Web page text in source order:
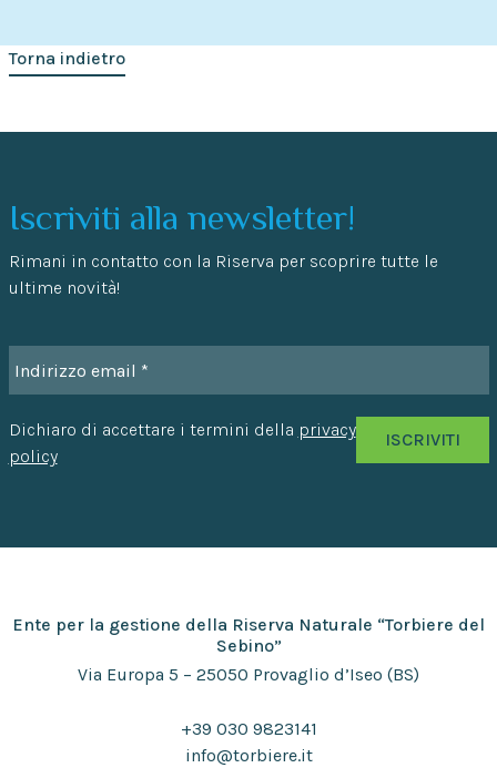
Torna indietro
Iscriviti alla newsletter!
Rimani in contatto con la Riserva per scoprire tutte le
ultime novità!
Dichiaro di accettare i termini della privacy
policy
Ente per la gestione della Riserva Naturale “Torbiere del
Sebino”
Via Europa 5 – 25050 Provaglio d’Iseo (BS)
+39 030 9823141
info@torbiere.it